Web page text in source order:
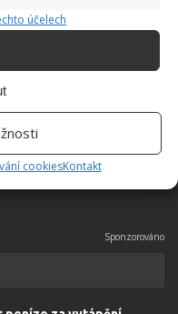
účelech
cookiesKontakt
je již od malička